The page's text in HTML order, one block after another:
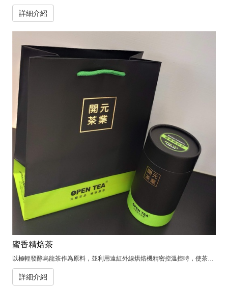
詳細介紹
蜜香精焙茶
以極輕發酵烏龍茶作為原料，並利用遠紅外線烘焙機精密控溫控時，使茶胺酸及葉綠素得以保留，同時具有清新甘醇及強烈的烘焙香氣。
詳細介紹